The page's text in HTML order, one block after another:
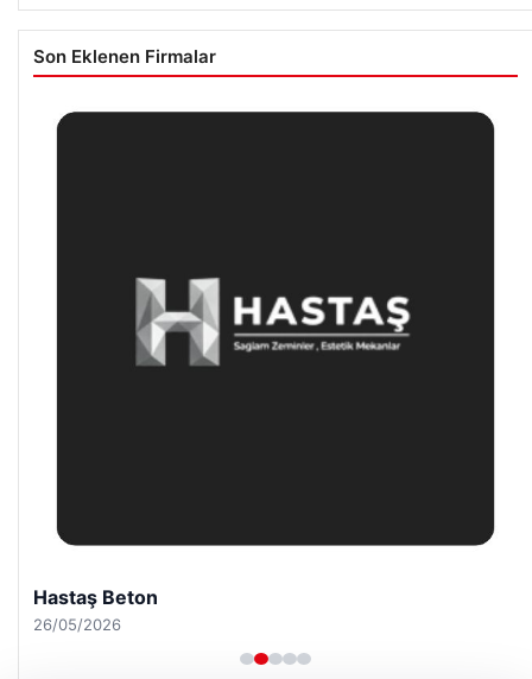
Son Eklenen Firmalar
Hastaş Beton
26/05/2026